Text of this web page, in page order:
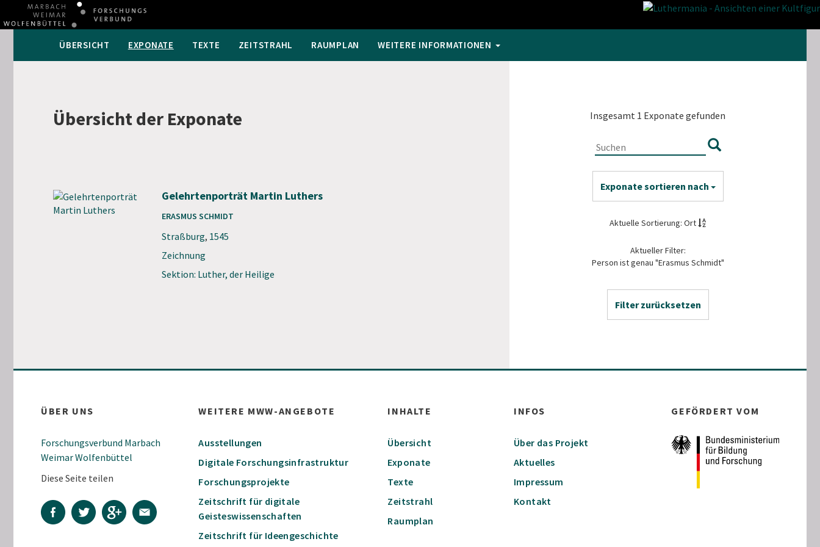
ÜBERSICHT EXPONATE TEXTE ZEITSTRAHL RAUMPLAN WEITERE INFORMATIONEN
Insgesamt 1 Exponate gefunden
Exponate sortieren nach
Aktuelle Sortierung: Ort
Aktueller Filter:
Person ist genau "Erasmus Schmidt"
Filter zurücksetzen
Übersicht der Exponate
Gelehrtenporträt Martin Luthers
ERASMUS SCHMIDT
Straßburg, 1545
Zeichnung
Sektion: Luther, der Heilige
ÜBER UNS
Forschungsverbund Marbach
Weimar Wolfenbüttel
Diese Seite teilen
WEITERE MWW-ANGEBOTE
Ausstellungen
Digitale Forschungsinfrastruktur
Forschungsprojekte
Zeitschrift für digitale
Geisteswissenschaften
Zeitschrift für Ideengeschichte
INHALTE
Übersicht
Exponate
Texte
Zeitstrahl
Raumplan
INFOS
Über das Projekt
Aktuelles
Impressum
Kontakt
GEFÖRDERT VOM